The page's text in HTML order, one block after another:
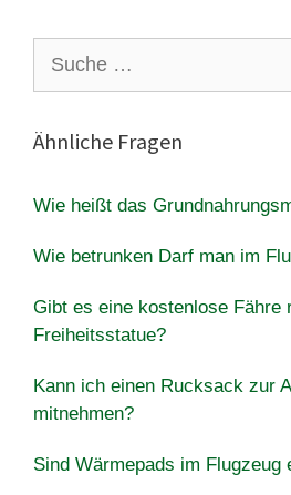
nach:
Ähnliche Fragen
Wie heißt das
Wie betrunken Darf man im
Gibt es eine kostenlose Fähre
Freiheitsstatue?
Kann ich einen Rucksack zur
mitnehmen?
Sind Wärmepads im Flugzeug